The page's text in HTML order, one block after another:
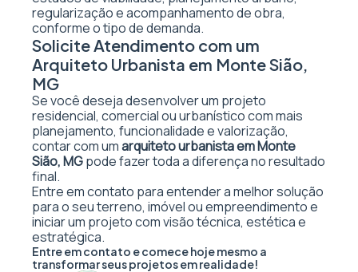
regularização e acompanhamento de obra,
conforme o tipo de demanda.
Solicite Atendimento com um
Arquiteto Urbanista em Monte Sião,
MG
Se você deseja desenvolver um projeto
residencial, comercial ou urbanístico com mais
planejamento, funcionalidade e valorização,
contar com umarquiteto urbanista em Monte
Sião, MGpode fazer toda a diferença no resultado
final.
Entre em contato para entender a melhor solução
para o seu terreno, imóvel ou empreendimento e
iniciar um projeto com visão técnica, estética e
estratégica.
Entre em contato e comece hoje mesmo a
transformar seus projetos em realidade!